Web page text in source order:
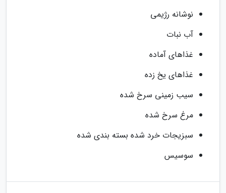
نوشانه رژیمی
آب نبات
غذاهای آماده
غذاهای یخ زده
سیب زمینی سرخ شده
مرغ سرخ شده
سبزیجات خرد شده بسته بندی شده
سوسیس